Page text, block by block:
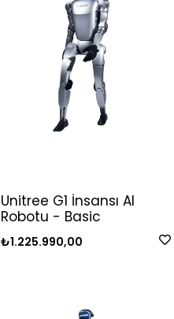
Unitree G1 İnsansı AI
Robotu - Basic
₺1.225.990,00